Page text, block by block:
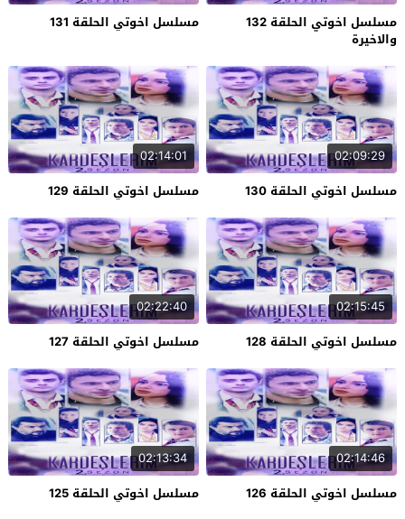
مسلسل اخوتي الحلقة 132
والاخيرة
مسلسل اخوتي الحلقة 131
02:09:29
مسلسل اخوتي الحلقة 130
02:14:01
مسلسل اخوتي الحلقة 129
02:15:45
مسلسل اخوتي الحلقة 128
02:22:40
مسلسل اخوتي الحلقة 127
02:14:46
مسلسل اخوتي الحلقة 126
02:13:34
مسلسل اخوتي الحلقة 125